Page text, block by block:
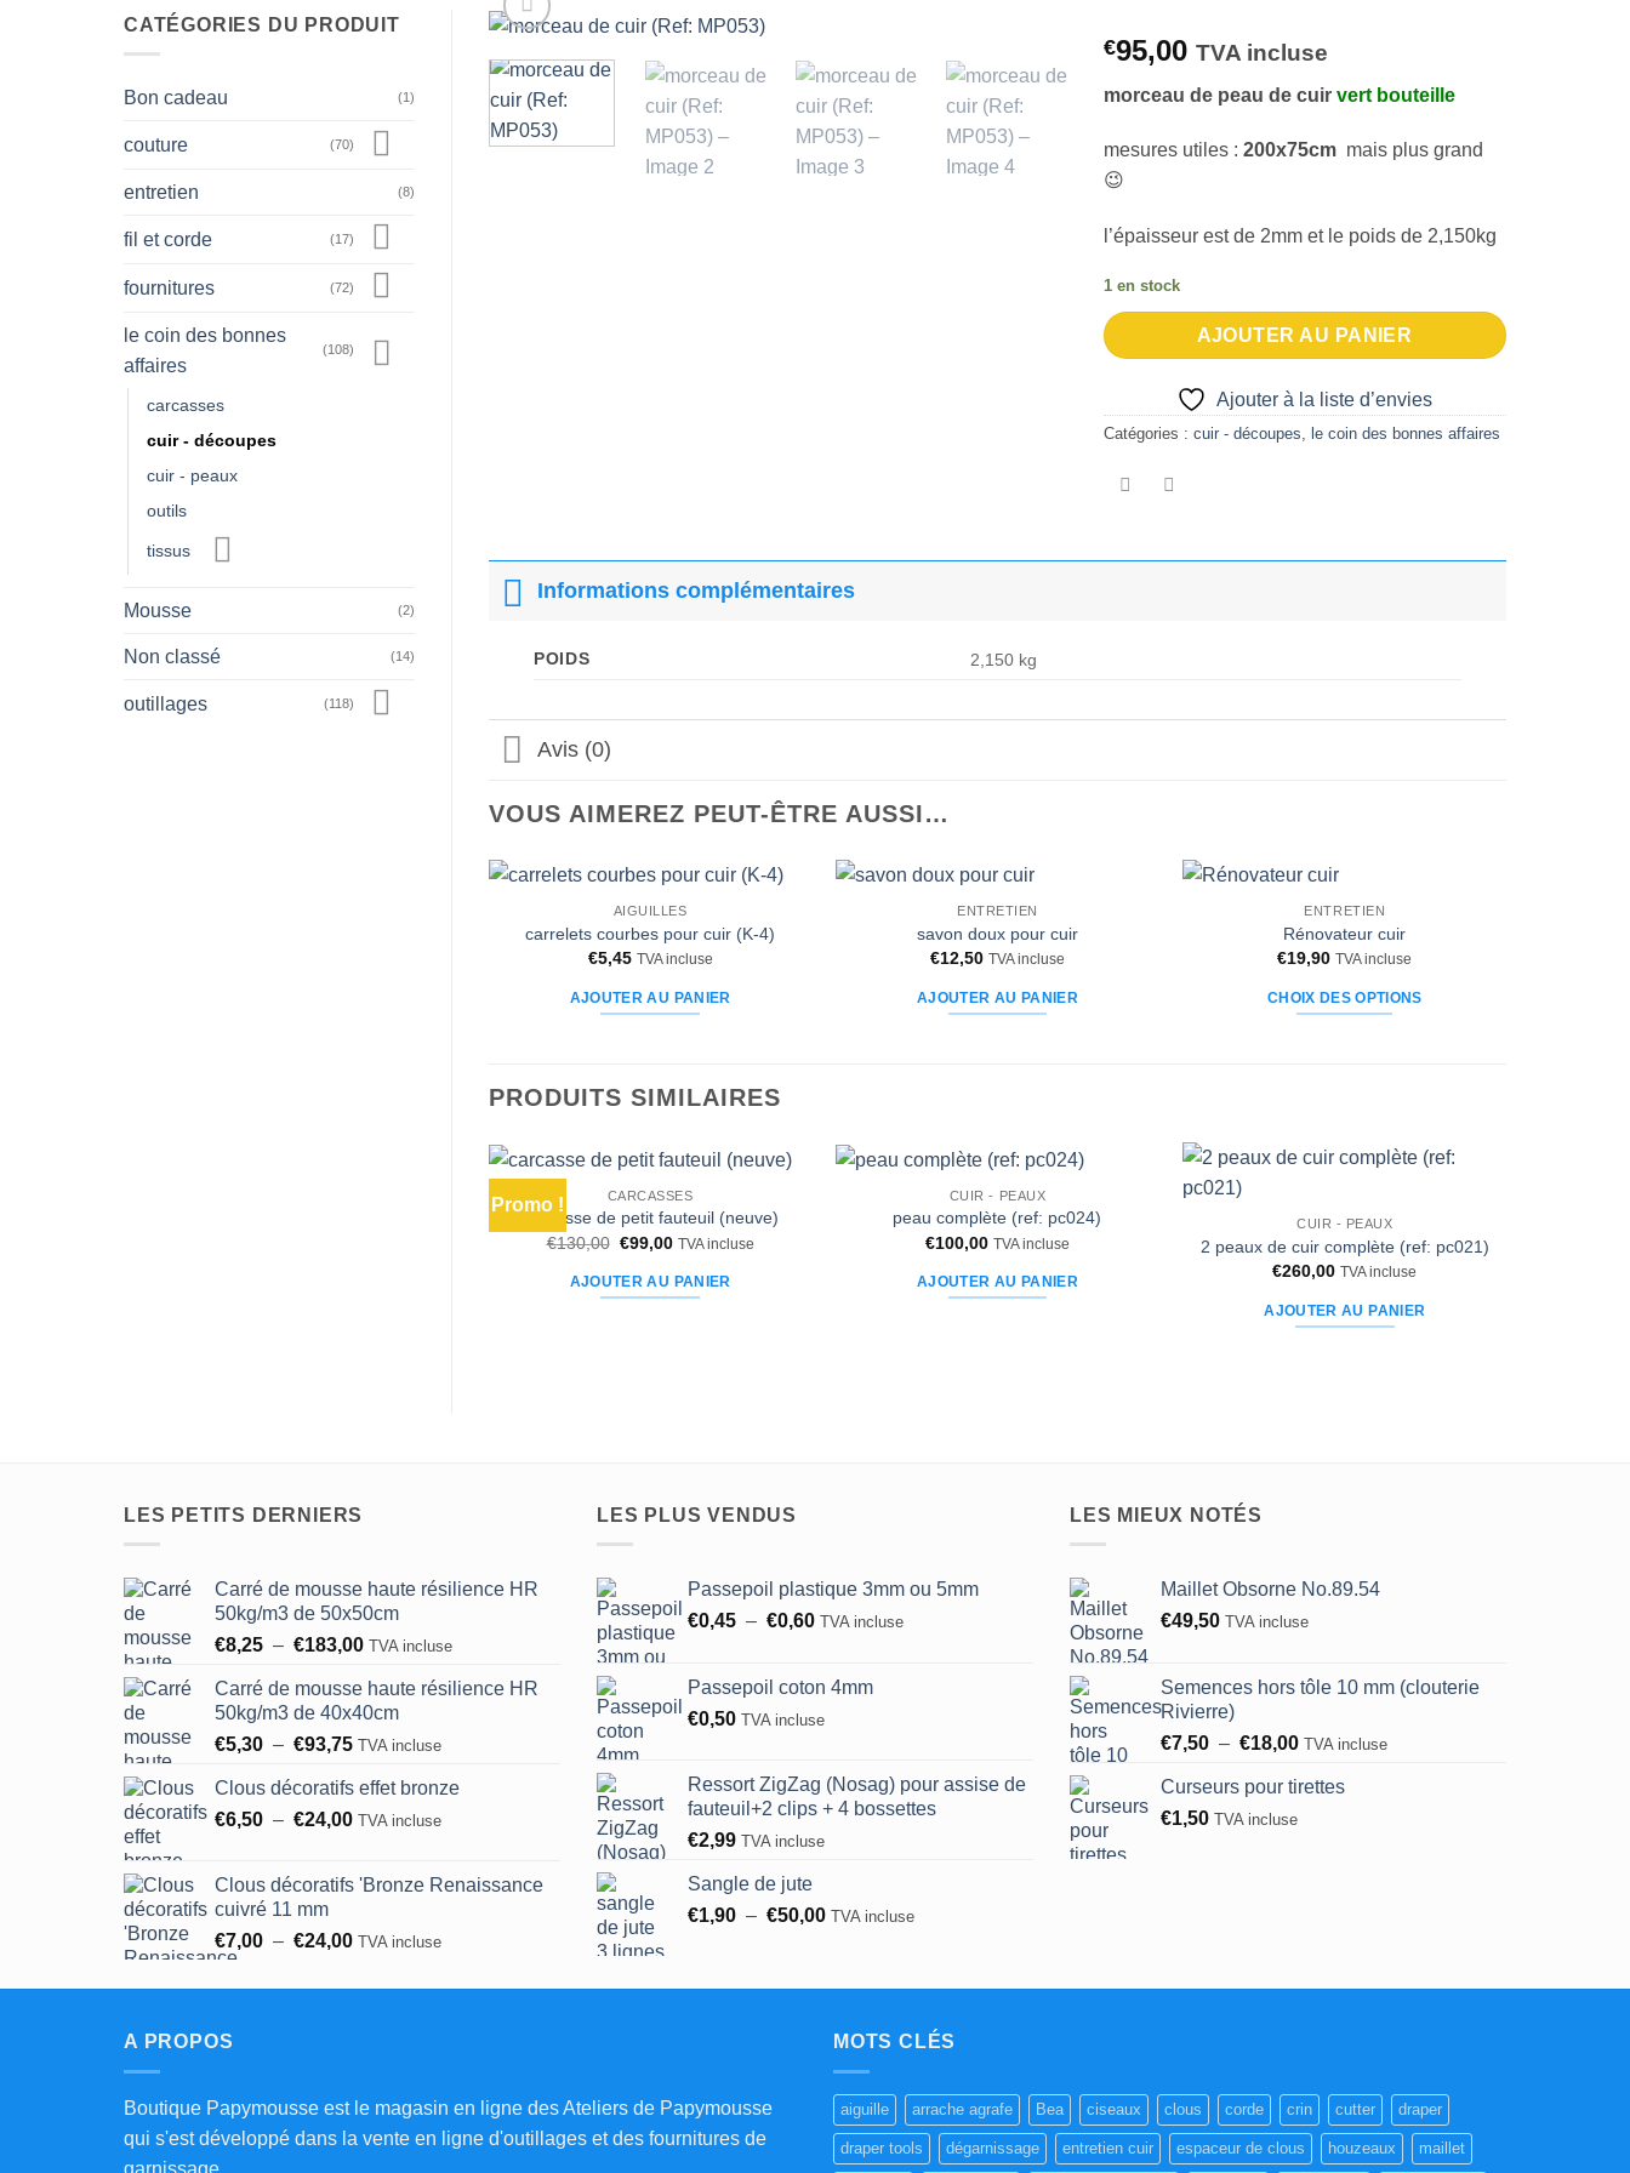
CATÉGORIES DU PRODUIT
Bon cadeau (1)
couture (70)
entretien (8)
fil et corde (17)
fournitures (72)
le coin des bonnes
affaires
(108)
carcasses
cuir - découpes
cuir - peaux
outils
tissus
Mousse (2)
Non classé (14)
outillages (118)
à la liste
d’envies
€95,00 TVA incluse
morceau de peau de cuir vert bouteille
mesures utiles : 200x75cm mais plus grand
😉
l’épaisseur est de 2mm et le poids de 2,150kg
1 en stock
AJOUTER AU PANIER
Ajouter à la liste d’envies
Catégories : cuir - découpes le coin des bonnes affaires
Informations complémentaires
POIDS 2,150 kg
Avis (0)
VOUS AIMEREZ PEUT-ÊTRE AUSSI…
Ajouter
à la liste
AIGUILLES
carrelets courbes pour cuir (K-4)
€5,45 TVA incluse
AJOUTER AU PANIER
ENTRETIEN
savon doux pour cuir
€12,50 TVA incluse
AJOUTER AU PANIER
ENTRETIEN
Rénovateur cuir
€19,90 TVA incluse
CHOIX DES OPTIONS
Les
peuvent
être
choisies
sur
la
PRODUITS SIMILAIRES
Promo !
Ajouter
à la liste
d’envies
CARCASSES
carcasse de petit fauteuil (neuve)
€130,00 Le
initial
était :
€99,00Le
actuel
est :
TVA incluse
AJOUTER AU PANIER
Ajouter
à la liste
CUIR - PEAUX
peau complète (ref: pc024)
€100,00 TVA incluse
AJOUTER AU PANIER
d’envies
CUIR - PEAUX
2 peaux de cuir complète (ref: pc021)
€260,00 TVA incluse
AJOUTER AU PANIER
LES PETITS DERNIERS
Carré de mousse haute résilience HR
50kg/m3 de 50x50cm
€8,25 – €183,00Plage
prix :
€8,25
à
TVA incluse
Carré de mousse haute résilience HR
50kg/m3 de 40x40cm
€5,30 – €93,75Plage
prix :
€5,30
TVA incluse
Clous décoratifs effet bronze
€6,50 – €24,00Plage
€6,50
€24,00
TVA incluse
Clous décoratifs 'Bronze Renaissance
cuivré 11 mm
€7,00 – €24,00Plage
prix :
TVA incluse
LES PLUS VENDUS
Passepoil plastique 3mm ou 5mm
€0,45 – €0,60Plage
€0,45
à
TVA incluse
Passepoil coton 4mm
€0,50 TVA incluse
Ressort ZigZag (Nosag) pour assise de
fauteuil+2 clips + 4 bossettes
€2,99 TVA incluse
Sangle de jute
€1,90 – €50,00Plage
€1,90
€50,00
TVA incluse
LES MIEUX NOTÉS
Maillet Obsorne No.89.54
€49,50 TVA incluse
Semences hors tôle 10 mm (clouterie
Rivierre)
€7,50 – €18,00Plage
prix :
TVA incluse
Curseurs pour tirettes
€1,50 TVA incluse
A PROPOS
Boutique Papymousse est le magasin en ligne des Ateliers de Papymousse
qui s'est développé dans la vente en ligne d'outillages et des fournitures de
garnissage.
MOTS CLÉS
aiguille arrache agrafe Bea ciseaux clous corde crin cutter draper
draper tools dégarnissage entretien cuir espaceur de clous houzeaux maillet